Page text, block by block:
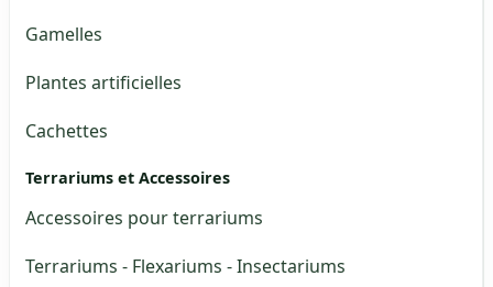
Gamelles
Plantes artificielles
Cachettes
Terrariums et Accessoires
Accessoires pour terrariums
Terrariums - Flexariums - Insectariums